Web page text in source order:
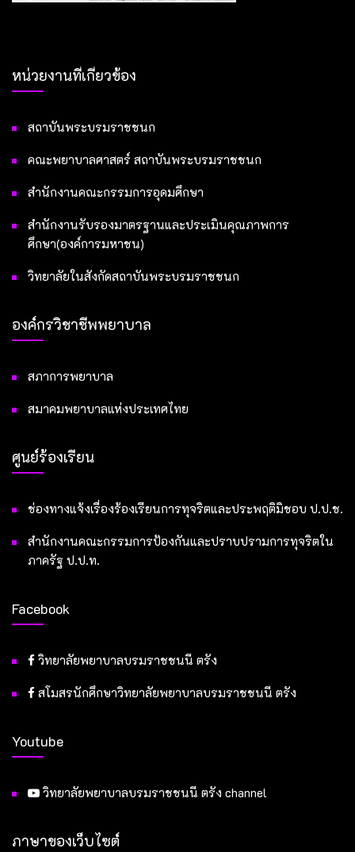
หน่วยงานที่เกี่ยวข้อง
สถาบันพระบรมราชชนก
คณะพยาบาลศาสตร์ สถาบันพระบรมราชชนก
สำนักงานคณะกรรมการอุดมศึกษา
สำนักงานรับรองมาตรฐานและประเมินคุณภาพการ
ศึกษา(องค์การมหาชน)
วิทยาลัยในสังกัดสถาบันพระบรมราชชนก
องค์กรวิชาชีพพยาบาล
สภาการพยาบาล
สมาคมพยาบาลแห่งประเทศไทย
ศูนย์ร้องเรียน
ช่องทางแจ้งเรื่องร้องเรียนการทุจริตและประพฤติมิชอบ ป.ป.ช.
สำนักงานคณะกรรมการป้องกันและปราบปรามการทุจริตใน
ภาครัฐ ป.ป.ท.
Facebook
วิทยาลัยพยาบาลบรมราชชนนี ตรัง
สโมสรนักศึกษาวิทยาลัยพยาบาลบรมราชชนนี ตรัง
Youtube
วิทยาลัยพยาบาลบรมราชชนนี ตรัง channel
ภาษาของเว็บไซต์